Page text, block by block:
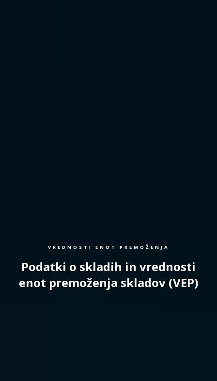
VREDNOSTI ENOT PREMOŽENJA
Podatki o skladih in vrednosti
enot premoženja skladov (VEP)